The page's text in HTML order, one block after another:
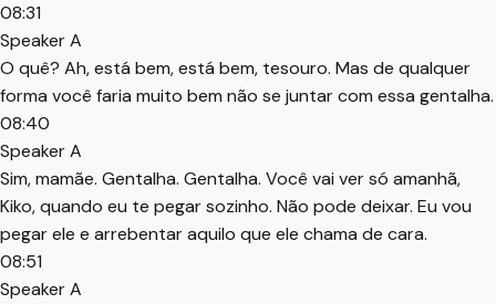
08:31
Speaker A
O quê? Ah, está bem, está bem, tesouro. Mas de qualquer
forma você faria muito bem não se juntar com essa gentalha.
08:40
Speaker A
Sim, mamãe. Gentalha. Gentalha. Você vai ver só amanhã,
Kiko, quando eu te pegar sozinho. Não pode deixar. Eu vou
pegar ele e arrebentar aquilo que ele chama de cara.
08:51
Speaker A